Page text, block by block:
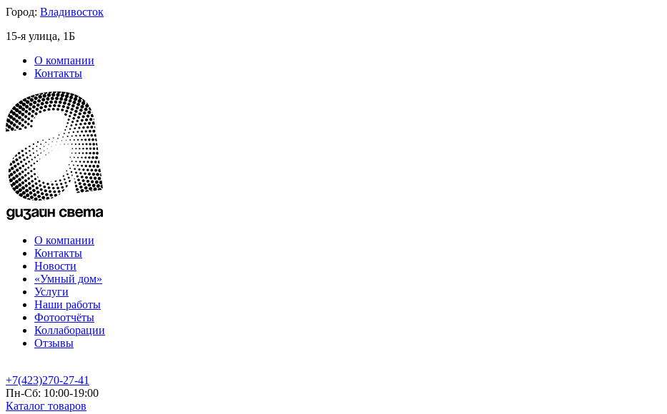
Город: Владивосток
15-я улица, 1Б
О компании
Контакты
О компании
Контакты
Новости
«Умный дом»
Услуги
Наши работы
Фотоотчёты
Коллаборации
Отзывы
+7(423)270-27-41
Пн-Сб: 10:00-19:00
Каталог товаров